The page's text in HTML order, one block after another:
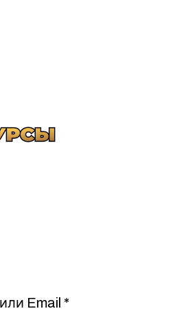
Email *Обязательно